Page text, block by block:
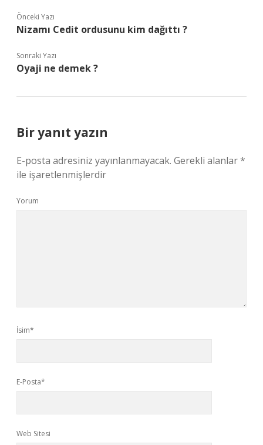
Önceki Yazı
Nizamı Cedit ordusunu kim dağıttı ?
Sonraki Yazı
Oyaji ne demek ?
Bir yanıt yazın
E-posta adresiniz yayınlanmayacak. Gerekli alanlar*
ile işaretlenmişlerdir
Yorum
İsim*
E-Posta*
Web Sitesi